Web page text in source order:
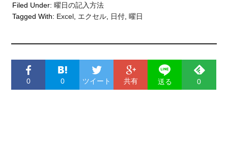
Filed Under:曜日の記入方法
Tagged With: Excel エクセル 日付 ,曜日
0 0 ツイート 共有 送る 0